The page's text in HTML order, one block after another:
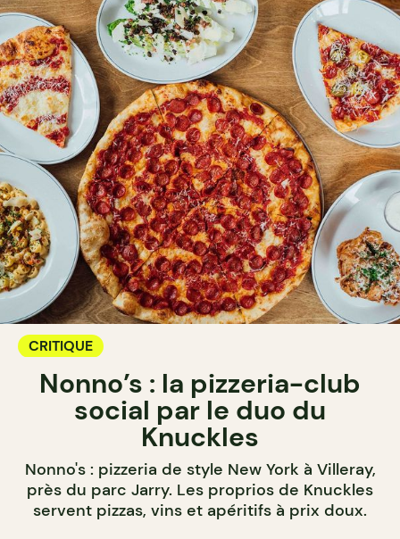
CRITIQUE
Nonno’s : la pizzeria-club
social par le duo du
Knuckles
Nonno's : pizzeria de style New York à Villeray,
près du parc Jarry. Les proprios de Knuckles
servent pizzas, vins et apéritifs à prix doux.